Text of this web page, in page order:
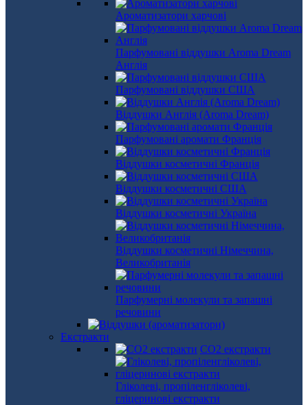
Ароматизатори харчові
Парфумовані віддушки Aroma Dream
Англія
Парфумовані віддушки США
Віддушки Англія (Aroma Dream)
Парфумовані аромати Франція
Віддушки косметичні Франція
Віддушки косметичні США
Віддушки косметичні Україна
Віддушки косметичні Німеччина,
Великобританія
Парфумерні молекули та запашні
речовини
Екстракти
СО2 екстракти
Гліколеві, пропіленгліколеві,
гліцеринові екстракти